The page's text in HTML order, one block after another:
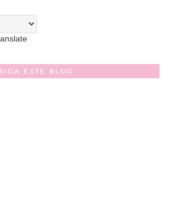
SIGA ESTE BLOG